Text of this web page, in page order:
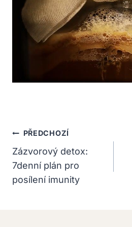
Navigace
Pro
Příspěvek
PŘEDCHOZÍ
Zázvorový detox:
7denní plán pro
posílení imunity